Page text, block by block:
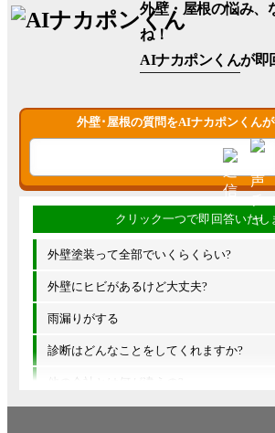
外壁・屋根の悩み、
ね！
AIナカポンくんが即
外壁･屋根の質問をAIナカポンくんが
外壁塗装って全部でいくらくらい?
外壁にヒビがあるけど大丈夫?
雨漏りがする
診断はどんなことをしてくれますか?
他の会社とは何が違うの?